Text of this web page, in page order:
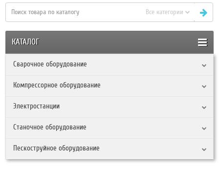
Все категории
КАТАЛОГ
Сварочное оборудование
Компрессорное оборудование
Электростанции
Станочное оборудование
Пескоструйное оборудование